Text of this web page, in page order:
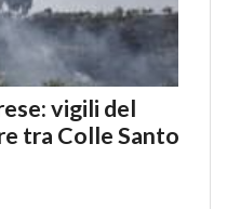
vigili del
tra Colle Santo